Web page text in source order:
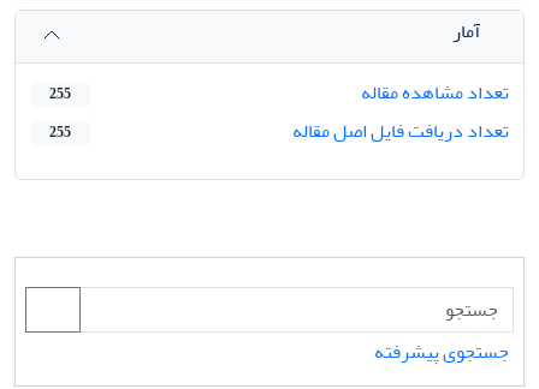
آمار
تعداد مشاهده مقاله
255
تعداد دریافت فایل اصل مقاله 255
جستجوی پیشرفته